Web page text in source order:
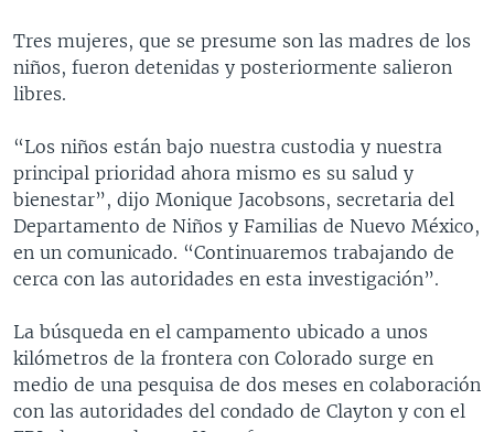
Tres mujeres, que se presume son las madres de los
niños, fueron detenidas y posteriormente salieron
libres.
“Los niños están bajo nuestra custodia y nuestra
principal prioridad ahora mismo es su salud y
bienestar”, dijo Monique Jacobsons, secretaria del
Departamento de Niños y Familias de Nuevo México,
en un comunicado. “Continuaremos trabajando de
cerca con las autoridades en esta investigación”.
La búsqueda en el campamento ubicado a unos
kilómetros de la frontera con Colorado surge en
medio de una pesquisa de dos meses en colaboración
con las autoridades del condado de Clayton y con el